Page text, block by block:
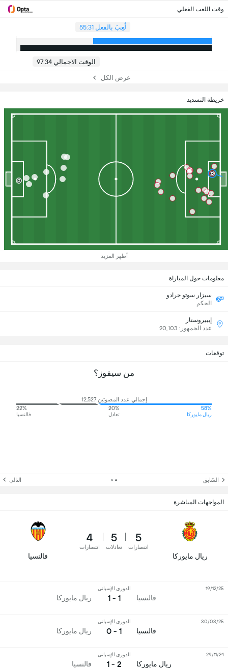
وقت اللعب الفعلي
لُعِبَ بالفعل 55:31
الوقت الاجمالي 97:34
عرض الكل
خريطة التسديد
أظهر المزيد
معلومات حول المباراة
سيزار سوتو جرادو
الحكم
إيبيروستار
عدد الجمهور: 20,103
توقعات
من سيفوز؟
إجمالي عدد المصوتين 12,527
58%
ريال مايوركا
20%
تعادل
22%
فالنسيا
السّابق التالي
المواجهات المباشرة
ريال مايوركا
5
انتصارات
5
تعادلات
4
انتصارات
فالنسيا
فالنسيا
الدوري الإسباني
1 - 1 ريال مايوركا
19/12/25
فالنسيا
الدوري الإسباني
1 - 0 ريال مايوركا
30/03/25
ريال مايوركا
الدوري الإسباني
2 - 1 فالنسيا
29/11/24